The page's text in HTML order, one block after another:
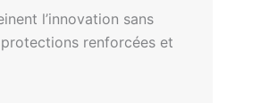
l’innovation sans
renforcées et